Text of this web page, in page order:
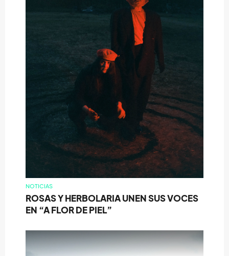
NOTICIAS
ROSAS Y HERBOLARIA UNEN SUS VOCES
EN “A FLOR DE PIEL”